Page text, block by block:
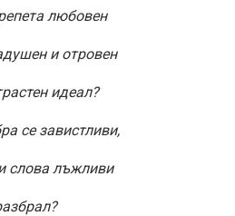
любовен
и отровен
идеал?
се завистливи,
слова лъжливи